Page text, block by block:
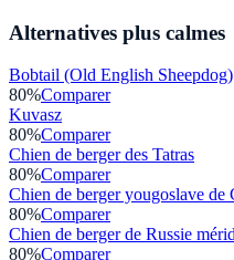
Alternatives plus calmes
Bobtail (Old English Sheepdog)
80%Comparer
Kuvasz
80%Comparer
Chien de berger des Tatras
80%Comparer
Chien de berger yougoslave de
80%Comparer
Chien de berger de Russie
80%Comparer